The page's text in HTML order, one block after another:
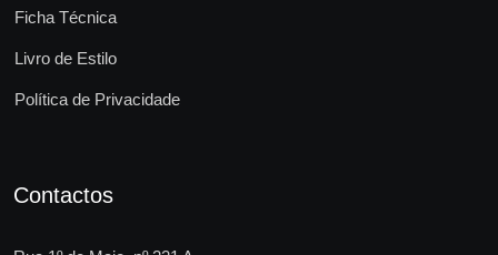
Ficha Técnica
Livro de Estilo
Política de Privacidade
Contactos